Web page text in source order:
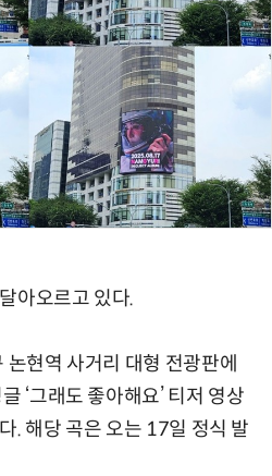
아오르고 있다.
현역 사거리 대형 전광판에
‘그래도 좋아해요’ 티저 영상
. 해당 곡은 오는 17일 정식 발